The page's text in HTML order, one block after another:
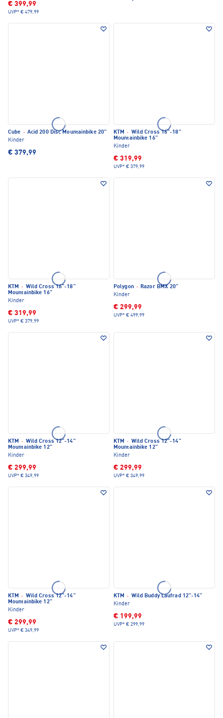
€ 399,99
UVP* € 479,99
Cube · Acid 200 Disc Mountainbike 20"
Kinder
€ 379,99
KTM · Wild Cross 16"-18"
Mountainbike 16"
Kinder
€ 319,99
UVP* € 379,99
KTM · Wild Cross 16"-18"
Mountainbike 16"
Kinder
€ 319,99
UVP* € 379,99
Polygon · Razor BMX 20"
Kinder
€ 299,99
UVP* € 499,99
KTM · Wild Cross 12"-14"
Mountainbike 12"
Kinder
€ 299,99
UVP* € 349,99
KTM · Wild Cross 12"-14"
Mountainbike 12"
Kinder
€ 299,99
UVP* € 349,99
KTM · Wild Cross 12"-14"
Mountainbike 12"
Kinder
€ 299,99
UVP* € 349,99
KTM · Wild Buddy Laufrad 12"-14"
Kinder
€ 199,99
UVP* € 299,99